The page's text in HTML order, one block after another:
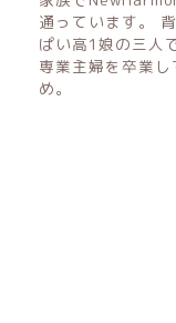
通っています。
ぱい高1娘の三人
専業主婦を卒業
め。